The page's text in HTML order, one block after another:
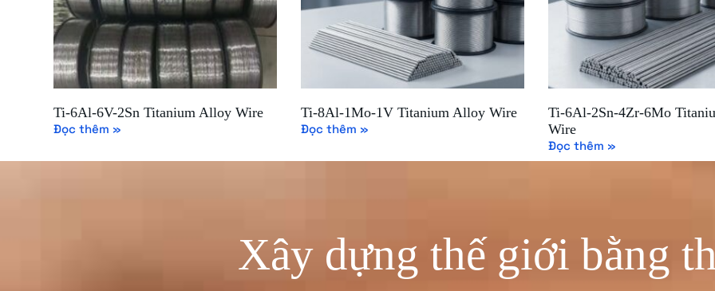
Ti-6Al-6V-2Sn Titanium Alloy Wire
Đọc thêm »
Ti-8Al-1Mo-1V Titanium Alloy Wire
Đọc thêm »
Ti-6Al-2Sn-4Zr-6Mo
Wire
Đọc thêm »
Xây dựng thế giới bằng